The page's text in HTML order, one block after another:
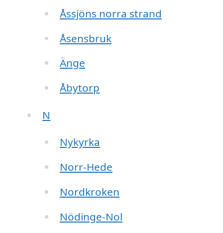
Åssjöns norra strand
Åsensbruk
Änge
Åbytorp
N
Nykyrka
Norr-Hede
Nordkroken
Nödinge-Nol